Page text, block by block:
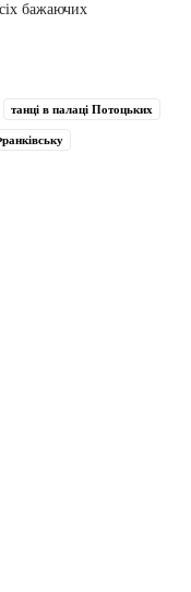
бажаючих
танці в палаці Потоцьких